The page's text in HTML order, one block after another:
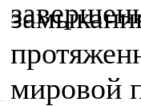
мировой